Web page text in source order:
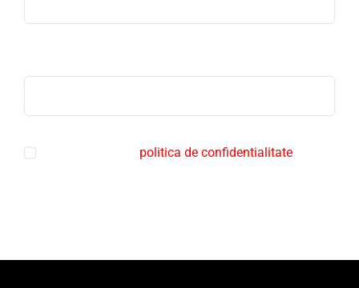
politica de confidentialitate